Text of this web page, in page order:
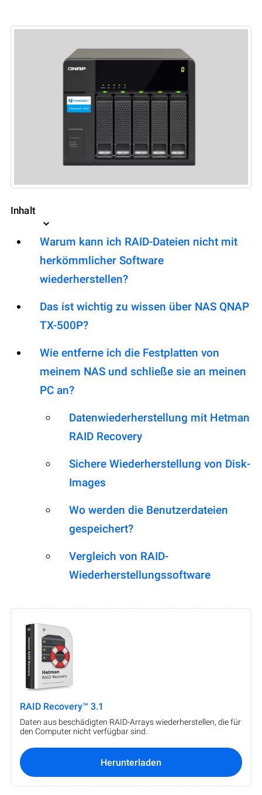
Inhalt
Warum kann ich RAID-Dateien nicht mit
herkömmlicher Software
wiederherstellen?
Das ist wichtig zu wissen über NAS QNAP
TX-500P?
Wie entferne ich die Festplatten von
meinem NAS und schließe sie an meinen
PC an?
Datenwiederherstellung mit Hetman
RAID Recovery
Sichere Wiederherstellung von Disk-
Images
Wo werden die Benutzerdateien
gespeichert?
Vergleich von RAID-
Wiederherstellungssoftware
RAID Recovery™ 3.1
Daten aus beschädigten RAID-Arrays wiederherstellen, die für
den Computer nicht verfügbar sind.
Herunterladen